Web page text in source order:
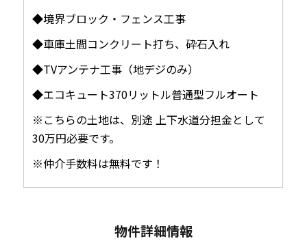
◆境界ブロック・フェンス工事
◆車庫土間コンクリート打ち、砕石入れ
◆TVアンテナ工事（地デジのみ）
◆エコキュート370リットル普通型フルオート
※こちらの土地は、別途 上下水道分担金として
30万円必要です。
※仲介手数料は無料です！
物件詳細情報